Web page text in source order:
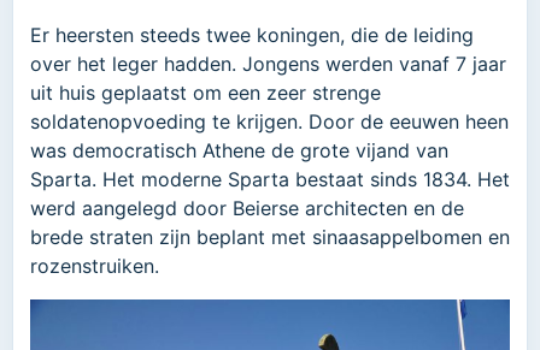
Er heersten steeds twee koningen, die de leiding
over het leger hadden. Jongens werden vanaf 7 jaar
uit huis geplaatst om een zeer strenge
soldatenopvoeding te krijgen. Door de eeuwen heen
was democratisch Athene de grote vijand van
Sparta. Het moderne Sparta bestaat sinds 1834. Het
werd aangelegd door Beierse architecten en de
brede straten zijn beplant met sinaasappelbomen en
rozenstruiken.